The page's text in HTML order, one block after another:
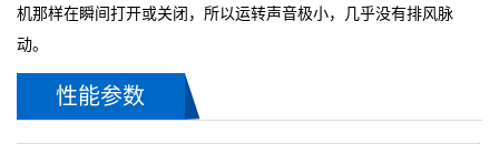
机那样在瞬间打开或关闭，所以运转声音极小，几乎没有排风脉
动。
性能参数